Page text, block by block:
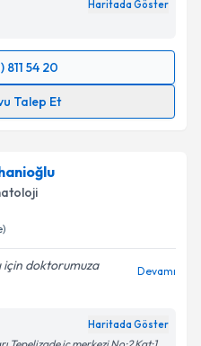
kabul ediyorum.
Gönder
Haritada Göster
811 54 20
Talep Et
ile bilgilendireceğiz.
ilişkin
kabul ediyorum.
için doktorumuza
Devamı
Haritada Göster